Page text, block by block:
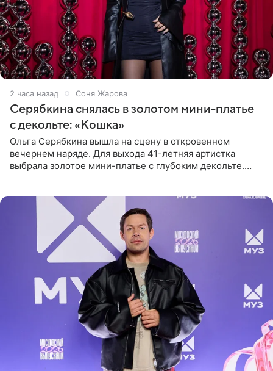
2 часа назад Соня Жарова
Серябкина снялась в золотом мини-платье
с декольте: «Кошка»
Ольга Серябкина вышла на сцену в откровенном
вечернем наряде. Для выхода 41-летняя артистка
выбрала золотое мини-платье с глубоким декольте.